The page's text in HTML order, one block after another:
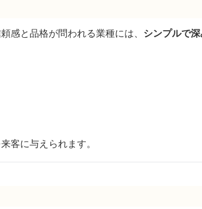
感と品格が問われる業種には、 シンプルで
客に与えられます。